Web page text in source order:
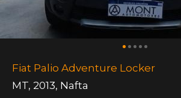
Fiat Palio Adventure Locker
MT, 2013, Nafta